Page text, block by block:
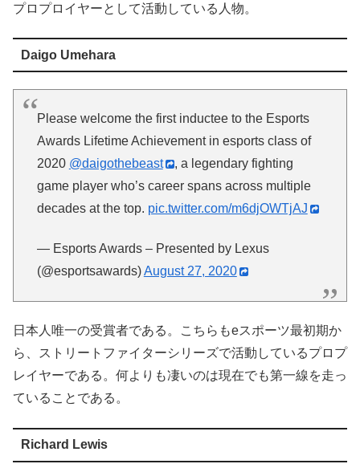
プロプロイヤーとして活動している人物。
Daigo Umehara
Please welcome the first inductee to the Esports
Awards Lifetime Achievement in esports class of
2020 @daigothebeast
, a legendary fighting
game player who’s career spans across multiple
decades at the top. pic.twitter.com/m6djOWTjAJ
— Esports Awards – Presented by Lexus
(@esportsawards)August 27, 2020
日本人唯一の受賞者である。こちらもeスポーツ最初期か
ら、ストリートファイターシリーズで活動しているプロプ
レイヤーである。何よりも凄いのは現在でも第一線を走っ
ていることである。
Richard Lewis